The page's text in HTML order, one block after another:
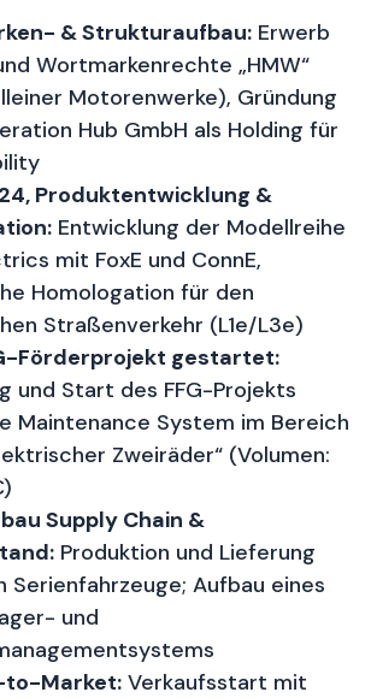
& Strukturaufbau: Erwerb
Wortmarkenrechte „HMW“
Motorenwerke), Gründung
Hub GmbH als Holding für
Produktentwicklung &
Entwicklung der Modellreihe
mit FoxE und ConnE,
Homologation für den
Straßenverkehr (L1e/L3e)
Förderprojekt gestartet:
und Start des FFG-Projekts
Maintenance System im Bereich
Zweiräder“ (Volumen:
Supply Chain &
Produktion und Lieferung
Serienfahrzeuge; Aufbau eines
und
to-Market: Verkaufsstart mit